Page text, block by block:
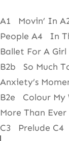
–
C
h
i
c
a
g
o
A1 Movin’ In
People A4 In
Ballet For A
B2b So Much
Anxiety’s
B2e Colour
More Than
C3 Prelude C4